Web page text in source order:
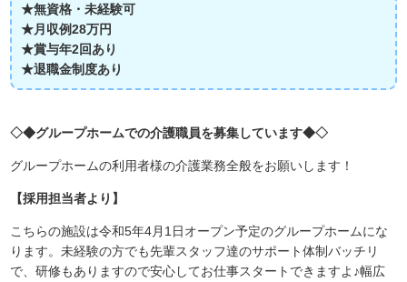
★無資格・未経験可
★月収例28万円
★賞与年2回あり
★退職金制度あり
◇◆グループホームでの介護職員を募集しています◆◇
グループホームの利用者様の介護業務全般をお願いします！
【採用担当者より】
こちらの施設は令和5年4月1日オープン予定のグループホームにな
ります。未経験の方でも先輩スタッフ達のサポート体制バッチリ
で、研修もありますので安心してお仕事スタートできますよ♪幅広